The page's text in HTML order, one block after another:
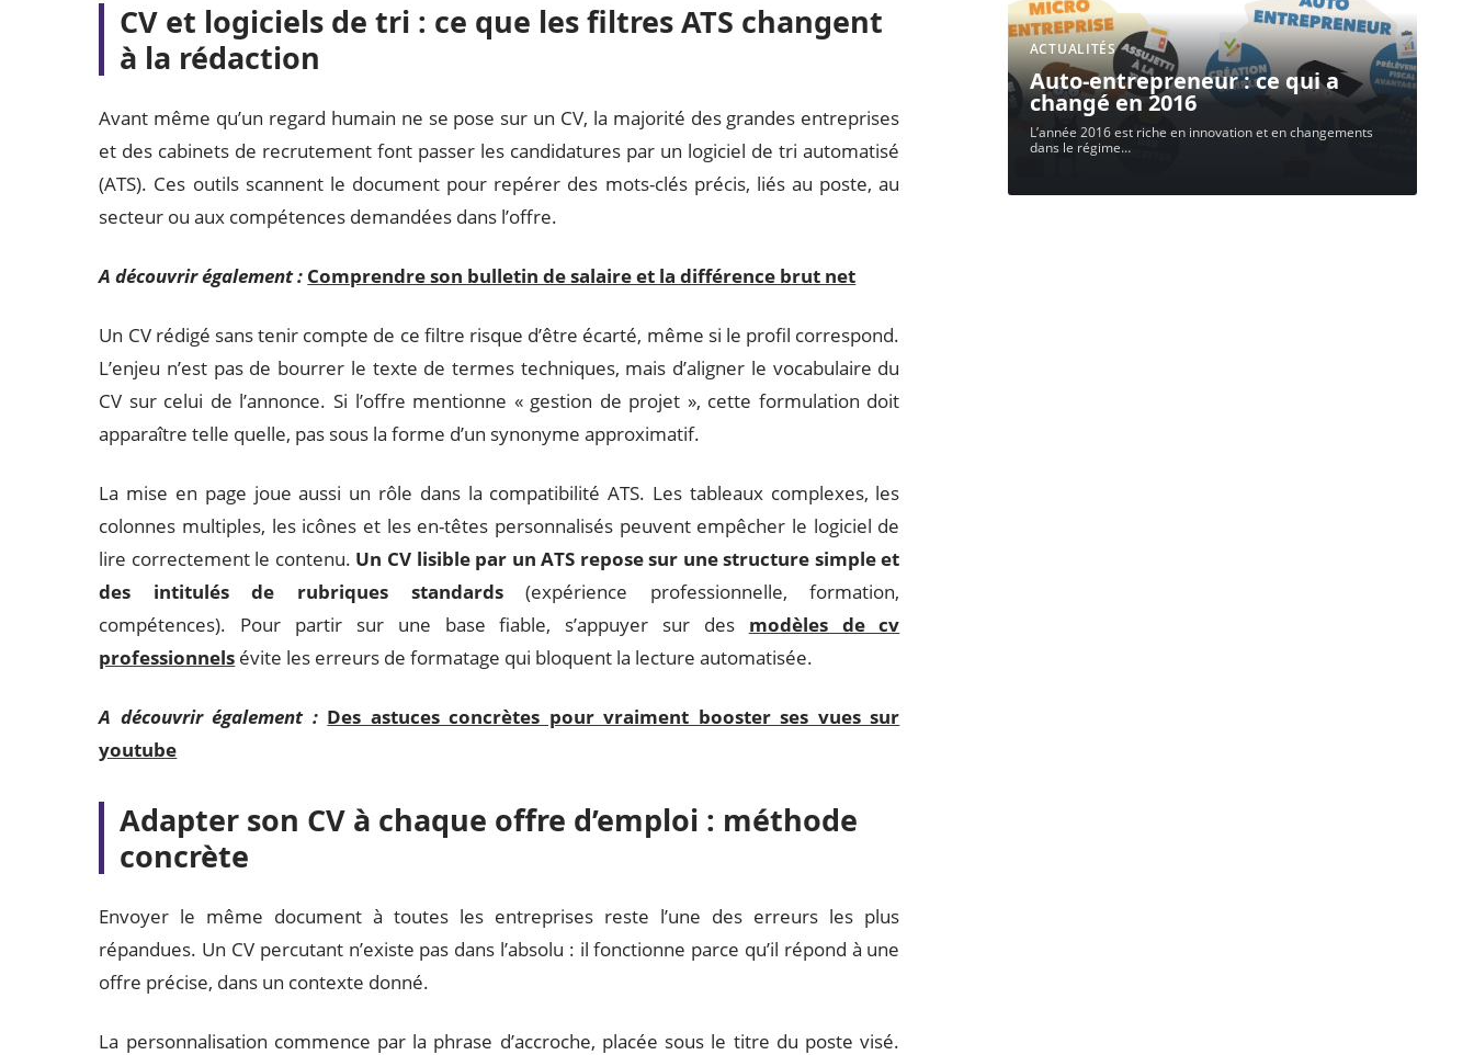
CV et logiciels de tri : ce que les filtres ATS changent
à la rédaction
Avant même qu’un regard humain ne se pose sur un CV, la majorité des grandes entreprises
et des cabinets de recrutement font passer les candidatures par un logiciel de tri automatisé
(ATS). Ces outils scannent le document pour repérer des mots-clés précis, liés au poste, au
secteur ou aux compétences demandées dans l’offre.
A découvrir également : Comprendre son bulletin de salaire et la différence brut net
Un CV rédigé sans tenir compte de ce filtre risque d’être écarté, même si le profil correspond.
L’enjeu n’est pas de bourrer le texte de termes techniques, mais d’aligner le vocabulaire du
CV sur celui de l’annonce. Si l’offre mentionne « gestion de projet », cette formulation doit
apparaître telle quelle, pas sous la forme d’un synonyme approximatif.
La mise en page joue aussi un rôle dans la compatibilité ATS. Les tableaux complexes, les
colonnes multiples, les icônes et les en-têtes personnalisés peuvent empêcher le logiciel de
lire correctement le contenu. Un CV lisible par un ATS repose sur une structure simple et
des intitulés de rubriques standards(expérience professionnelle, formation,
compétences). Pour partir sur une base fiable, s’appuyer sur des modèles de cv
professionnels évite les erreurs de formatage qui bloquent la lecture automatisée.
A découvrir également : Des astuces concrètes pour vraiment booster ses vues sur
youtube
Adapter son CV à chaque offre d’emploi : méthode
concrète
Envoyer le même document à toutes les entreprises reste l’une des erreurs les plus
répandues. Un CV percutant n’existe pas dans l’absolu : il fonctionne parce qu’il répond à une
offre précise, dans un contexte donné.
La personnalisation commence par la phrase d’accroche, placée sous le titre du poste visé.
ACTUALITÉS
Auto-entrepreneur : ce qui a
changé en 2016
L’année 2016 est riche en innovation et en changements
dans le régime…